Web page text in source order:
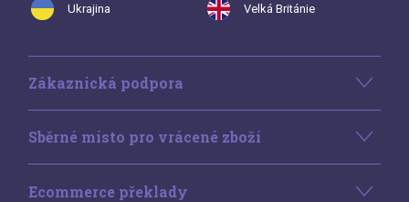
Ukrajina Velká Británie
Zákaznická podpora
Sběrné místo pro vrácené zboží
Ecommerce překlady